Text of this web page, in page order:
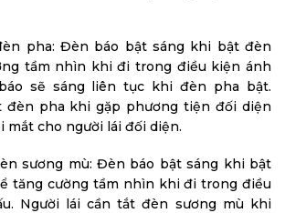
pha: Đèn báo bật sáng khi bật đèn
tầm nhìn khi đi trong điều kiện ánh
sẽ sáng liên tục khi đèn pha bật.
đèn pha khi gặp phương tiện đối diện
mắt cho người lái đối diện.
sương mù: Đèn báo bật sáng khi bật
tăng cường tầm nhìn khi đi trong điều
Người lái cần tắt đèn sương mù khi